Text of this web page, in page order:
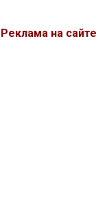
Реклама на сайте